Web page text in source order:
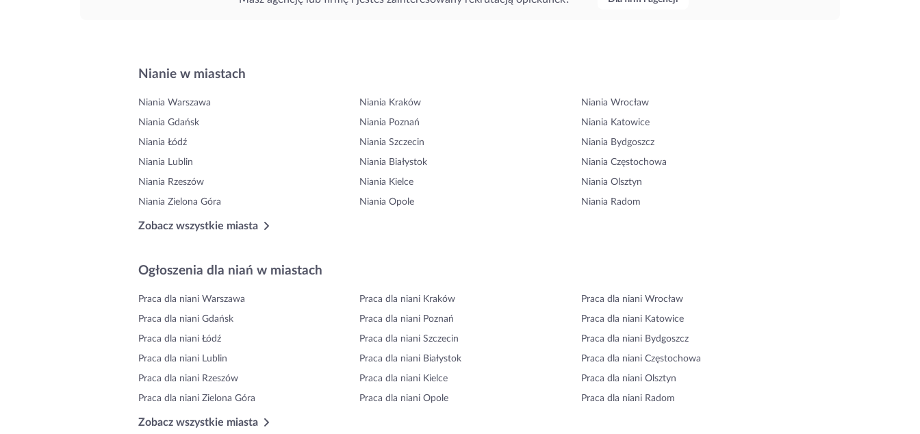
Nianie w miastach
Niania Warszawa Niania Kraków Niania Wrocław
Niania Gdańsk Niania Poznań Niania Katowice
Niania Łódź Niania Szczecin Niania Bydgoszcz
Niania Lublin Niania Białystok Niania Częstochowa
Niania Rzeszów Niania Kielce Niania Olsztyn
Niania Zielona Góra Niania Opole Niania Radom
Zobacz wszystkie miasta
Ogłoszenia dla niań w miastach
Praca dla niani Warszawa Praca dla niani Kraków Praca dla niani Wrocław
Praca dla niani Gdańsk Praca dla niani Poznań Praca dla niani Katowice
Praca dla niani Łódź Praca dla niani Szczecin Praca dla niani Bydgoszcz
Praca dla niani Lublin Praca dla niani Białystok Praca dla niani Częstochowa
Praca dla niani Rzeszów Praca dla niani Kielce Praca dla niani Olsztyn
Praca dla niani Zielona Góra Praca dla niani Opole Praca dla niani Radom
Zobacz wszystkie miasta